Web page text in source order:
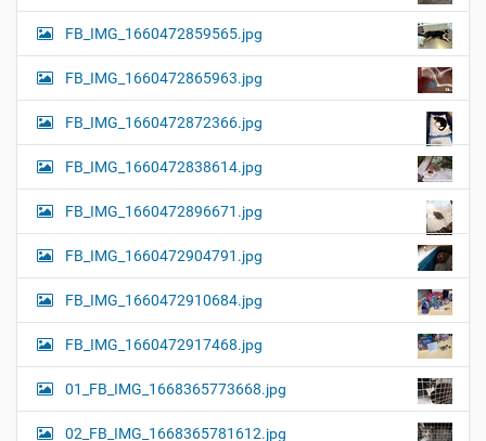
FB_IMG_1660472859565.jpg
FB_IMG_1660472865963.jpg
FB_IMG_1660472872366.jpg
FB_IMG_1660472838614.jpg
FB_IMG_1660472896671.jpg
FB_IMG_1660472904791.jpg
FB_IMG_1660472910684.jpg
FB_IMG_1660472917468.jpg
01_FB_IMG_1668365773668.jpg
02_FB_IMG_1668365781612.jpg